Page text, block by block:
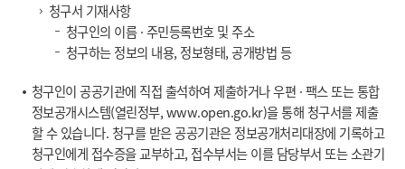
청구서 기재사항
청구인의 이름 · 주민등록번호 및 주소
청구하는 정보의 내용, 정보형태, 공개방법 등
청구인이 공공기관에 직접 출석하여 제출하거나 우편 · 팩스 또는 통합
정보공개시스템(열린정부, www.open.go.kr)을 통해 청구서를 제출
할 수 있습니다. 청구를 받은 공공기관은 정보공개처리대장에 기록하고
청구인에게 접수증을 교부하고, 접수부서는 이를 담당부서 또는 소관기